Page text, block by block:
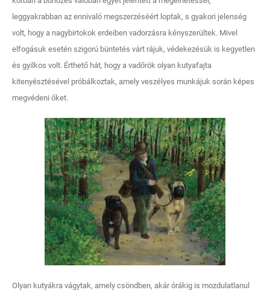
leggyakrabban az ennivaló megszerzéséért loptak, s gyakori jelenség
volt, hogy a nagybirtokok erdeiben vadorzásra kényszerültek. Mivel
elfogásuk esetén szigorú büntetés várt rájuk, védekezésük is kegyetlen
és gyilkos volt. Érthető hát, hogy a vadőrök olyan kutyafajta
kitenyésztésével próbálkoztak, amely veszélyes munkájuk során képes
megvédeni őket.
Olyan kutyákra vágytak, amely csöndben, akár órákig is mozdulatlanul